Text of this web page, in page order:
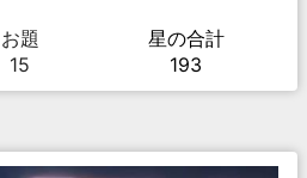
お題
15
星の合計
193